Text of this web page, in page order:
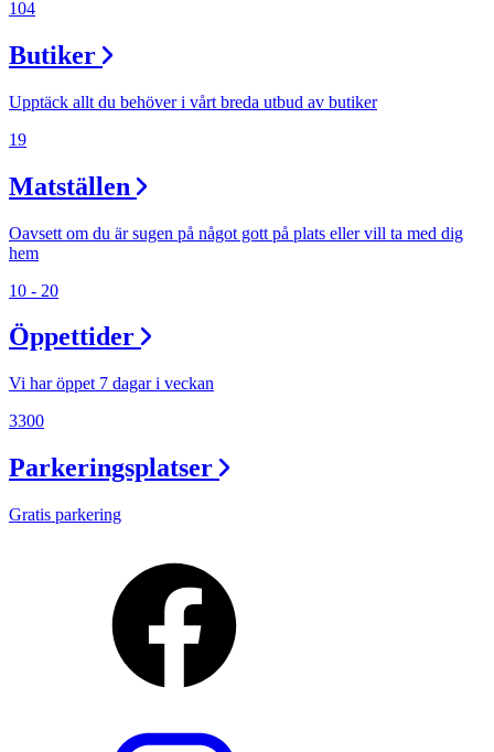
Presentkort
104
Butiker
Upptäck allt du behöver i vårt breda utbud av butiker
19
Matställen
Oavsett om du är sugen på något gott på plats eller vill ta med dig
hem
10 - 20
Öppettider
Vi har öppet 7 dagar i veckan
3300
Parkeringsplatser
Gratis parkering